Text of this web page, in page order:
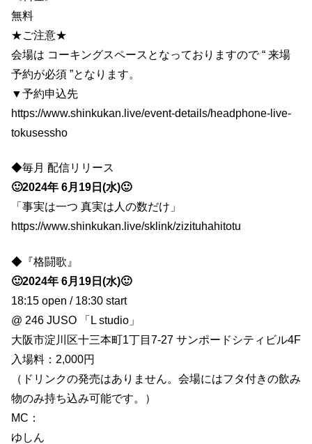
無料
★ご注意★
会場は コーキングスペースとなっておりますので “ 来場
予約が必須 ”となります。
▼予約申込先
https://www.shinkukan.live/event-details/headphone-live-
tokusessho
◆毎月 配信リリース
🙂2024年 6月19日(水)🙂
「事実は一つ 真実は人の数だけ」
https://www.shinkukan.live/sklink/zizituhahitotu
◆『格闘歌』
🙂2024年 6月19日(水)🙂
18:15 open / 18:30 start
@ 246 JUSO 「L studio」
大阪市淀川区十三本町1丁目7-27 サンポードシティビル4F
入場料：2,000円
（ドリンクの発売はありません。会場にはフタ付きの飲み
物のみ持ち込み可能です。）
MC：
ゆしん